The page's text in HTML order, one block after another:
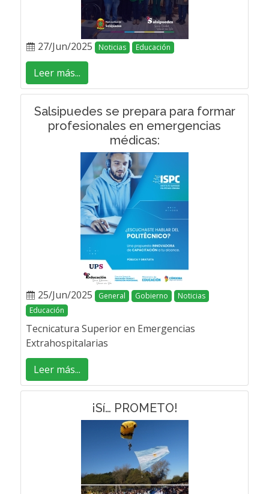
27/Jun/2025 Noticias Educación
Leer más...
Salsipuedes se prepara para formar
profesionales en emergencias
médicas:
25/Jun/2025 General Gobierno
Noticias
Educación
Tecnicatura Superior en Emergencias
Extrahospitalarias
Leer más...
¡Sí… PROMETO!